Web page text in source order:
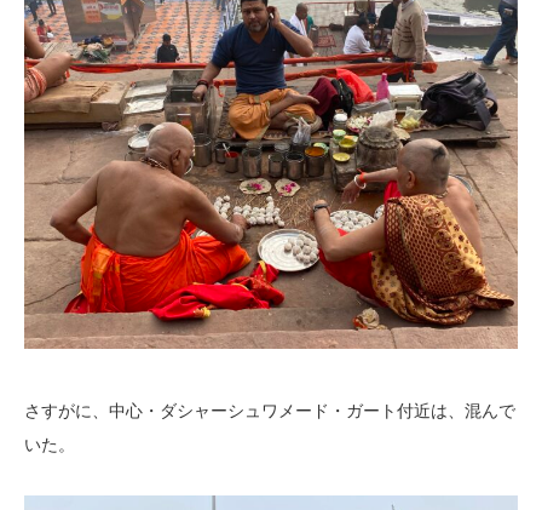
さすがに、中心・ダシャーシュワメード・ガート付近は、混んで
いた。